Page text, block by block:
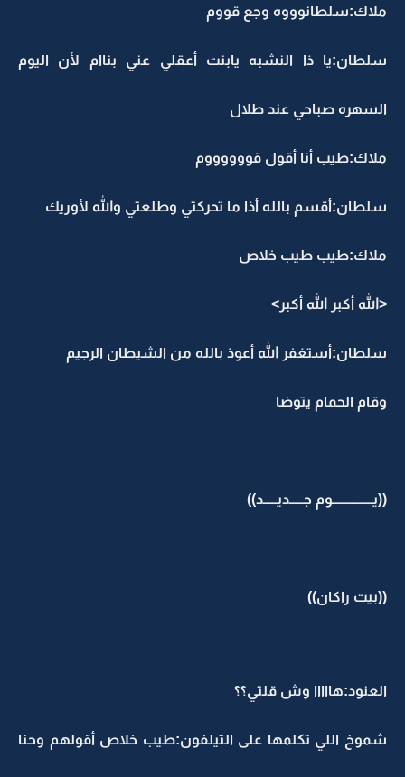
ملاك:سلطانوووه وجع قووم
سلطان:يا ذا النشبه يابنت أعقلي عني بناام لأن اليوم
السهره صباحي عند طلال
ملاك:طيب أنا أقول قووووووم
سلطان:أقسم بالله أذا ما تحركتي وطلعتي والله لأوريك
ملاك:طيب طيب خلاص
<الله أكبر الله أكبر>
سلطان:أستغفر الله أعوذ بالله من الشيطان الرجيم
وقام الحمام يتوضا
((يـــــــــــــــوم جـــــديـــــد))
((بيت راكان))
العنود:هااااا وش قلتي؟؟
شموخ اللي تكلمها على التيلفون:طيب خلاص أقولهم وحنا